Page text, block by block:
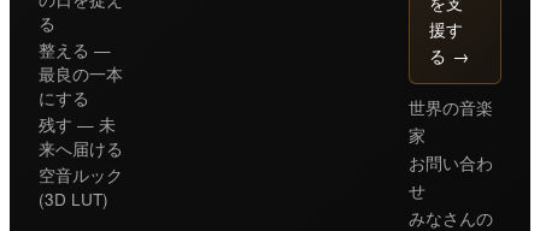
る
整える —
最良の一本
にする
残す — 未
来へ届ける
空音ルック
(3D LUT)
援す
る →
世界の音楽
家
お問い合わ
せ
みなさんの